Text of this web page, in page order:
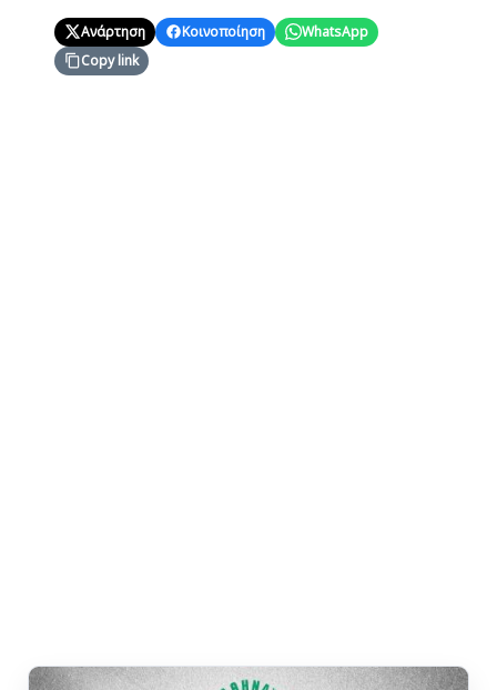
Ανάρτηση Κοινοποίηση
WhatsApp
Copy link